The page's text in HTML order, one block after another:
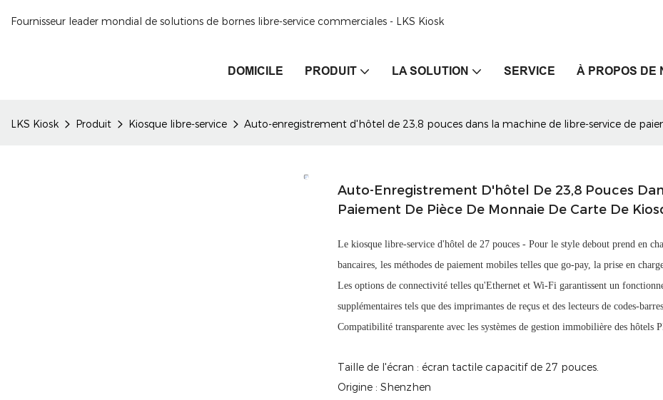
Fournisseur leader mondial de solutions de bornes libre-service commerciales - LKS Kiosk
DOMICILE PRODUIT LA SOLUTION SERVICE À PROPOS DE
LKS Kiosk Produit Kiosque libre-service Auto-enregistrement d'hôtel de 23,8 pouces dans la machine de libre-service de
Auto-Enregistrement D'hôtel De 23,8 Pouces
Paiement De Pièce De Monnaie De Carte De
Le kiosque libre-service d'hôtel de 27 pouces - Pour le style debout prend en
bancaires, les méthodes de paiement mobiles telles que go-pay, la prise en
Les options de connectivité telles qu'Ethernet et Wi-Fi garantissent un
supplémentaires tels que des imprimantes de reçus et des lecteurs de codes-
Compatibilité transparente avec les systèmes de gestion immobilière des
Taille de l'écran : écran tactile capacitif de 27 pouces.
Origine : Shenzhen